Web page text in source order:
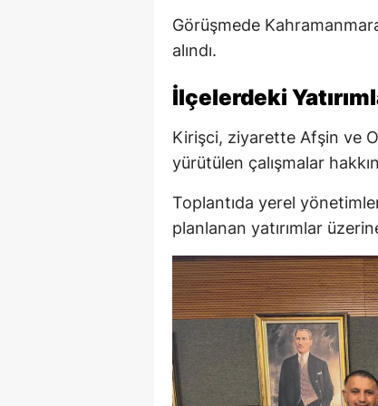
Görüşmede
alındı.
İlçelerdeki
Kirişci, ziyarette Afşin ve
yürütülen çalışmalar
Toplantıda yerel
planlanan yatırımlar